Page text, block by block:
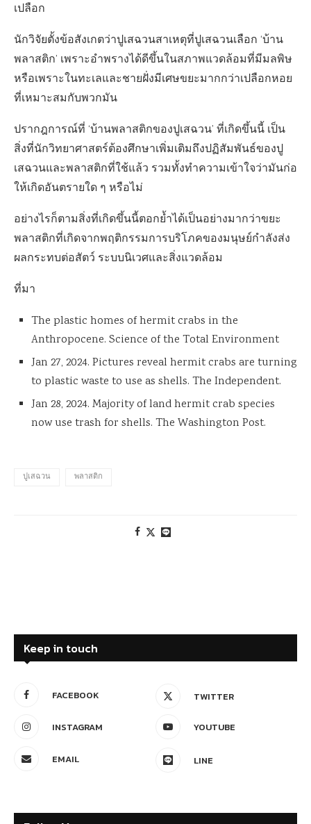
เปลือก
นักวิจัยตั้งข้อสังเกตว่าปูเสฉวนสาเหตุที่ปูเสฉวนเลือก ‘บ้าน
พลาสติก’ เพราะอำพรางได้ดีขึ้นในสภาพแวดล้อมที่มีมลพิษ
หรือเพราะในทะเลและชายฝั่งมีเศษขยะมากกว่าเปลือกหอย
ที่เหมาะสมกับพวกมัน
ปรากฎการณ์ที่ ‘บ้านพลาสติกของปูเสฉวน’ ที่เกิดขึ้นนี้ เป็น
สิ่งที่นักวิทยาศาสตร์ต้องศึกษาเพิ่มเติมถึงปฏิสัมพันธ์ของปู
เสฉวนและพลาสติกที่ใช้แล้ว รวมทั้งทำความเข้าใจว่ามันก่อ
ให้เกิดอันตรายใด ๆ หรือไม่
อย่างไรก็ตามสิ่งที่เกิดขึ้นนี้ตอกย้ำได้เป็นอย่างมากว่าขยะ
พลาสติกที่เกิดจากพฤติกรรมการบริโภคของมนุษย์กำลังส่ง
ผลกระทบต่อสัตว์ ระบบนิเวศและสิ่งแวดล้อม
ที่มา
The plastic homes of hermit crabs in the
Anthropocene. Science of the Total Environment
Jan 27, 2024. Pictures reveal hermit crabs are turning
to plastic waste to use as shells. The Independent.
Jan 28, 2024. Majority of land hermit crab species
now use trash for shells. The Washington Post.
ปูเสฉวน พลาสติก
Keep in touch
FACEBOOK TWITTER
INSTAGRAM YOUTUBE
EMAIL LINE